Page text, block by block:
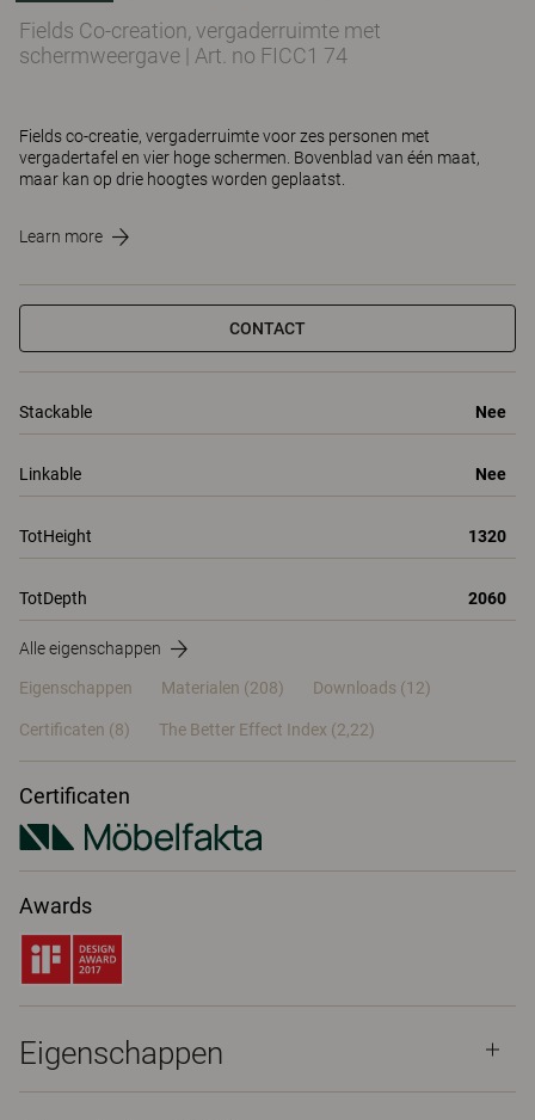
Fields Co-creation, vergaderruimte met
schermweergave | Art. no FICC1 74
Fields co-creatie, vergaderruimte voor zes personen met
vergadertafel en vier hoge schermen. Bovenblad van één maat,
maar kan op drie hoogtes worden geplaatst.
Learn more
CONTACT
Stackable Nee
Linkable Nee
TotHeight 1320
TotDepth 2060
Alle eigenschappen
Eigenschappen Materialen (208) Downloads (12)
Certificaten (8) The Better Effect Index (2,22)
Certificaten
Awards
Eigenschappen